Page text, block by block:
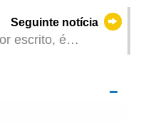
Seguinte notícia
escrito, é